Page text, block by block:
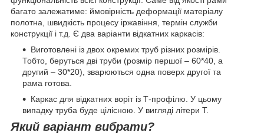
багато залежатиме: ймовірність деформації матеріалу
полотна, швидкість процесу іржавіння, термін служби
конструкції і т.д. Є два варіанти відкатних каркасів:
Виготовлені із двох окремих труб різних розмірів.
Тобто, беруться дві труби (розмір першої – 60*40, а
другий – 30*20), зварюються одна поверх другої та
рама готова.
Каркас для відкатних воріт із Т-профілю. У цьому
випадку труба буде цілісною. У вигляді літери Т.
Який варіант вибрати?